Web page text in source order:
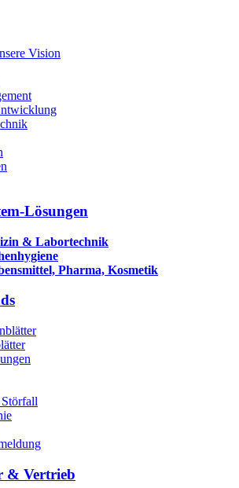
Vision
Lösungen
& Labortechnik
Pharma, Kosmetik
& Vertrieb